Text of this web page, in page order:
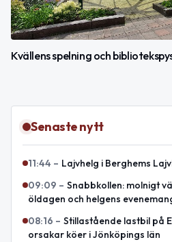
Kvällens spelning och
Senaste nytt
11:44 – Lajvhelg i Berghems
09:09 – Snabbkollen: molnigt
öldagen och helgens
08:16 – Stillastående lastbil på
orsakar köer i Jönköpings län